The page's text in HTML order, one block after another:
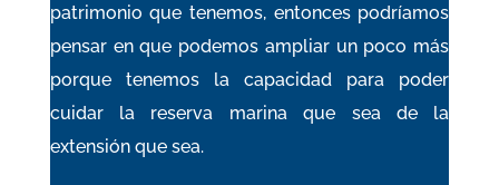
patrimonio que tenemos, entonces podríamos
pensar en que podemos ampliar un poco más
porque tenemos la capacidad para poder
cuidar la reserva marina que sea de la
extensión que sea.